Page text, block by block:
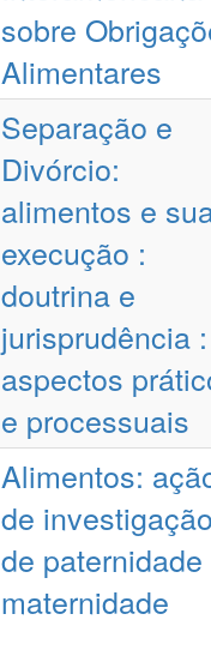
sobre
Alimentares
Separação e
Divórcio:
alimentos e
execução :
doutrina e
jurisprudência :
aspectos
e processuais
Alimentos:
de
de paternidade
maternidade